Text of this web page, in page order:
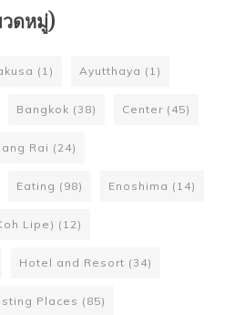
ดหมู่)
(1) Ayutthaya (1)
Bangkok (38) Center (45)
Rai (24)
Eating (98) Enoshima (14)
Lipe) (12)
Hotel and Resort (34)
Places (85)